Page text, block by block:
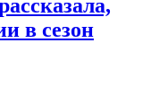
в сезон